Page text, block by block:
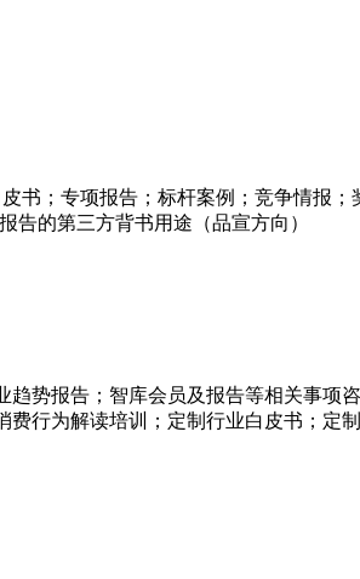
书；专项报告；标杆案例；竞争情报；
告的第三方背书用途（品宣方向）
势报告；智库会员及报告等相关事项
行为解读培训；定制行业白皮书；定